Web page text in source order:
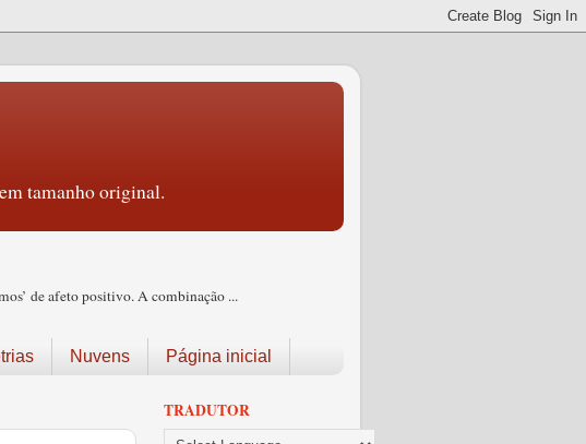
tamanho original.
de afeto positivo. A combinação ...
Nuvens Página inicial
TRADUTOR